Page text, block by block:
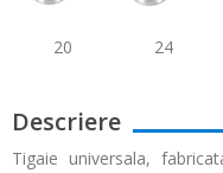
20 24
Descriere
Tigaie universala,